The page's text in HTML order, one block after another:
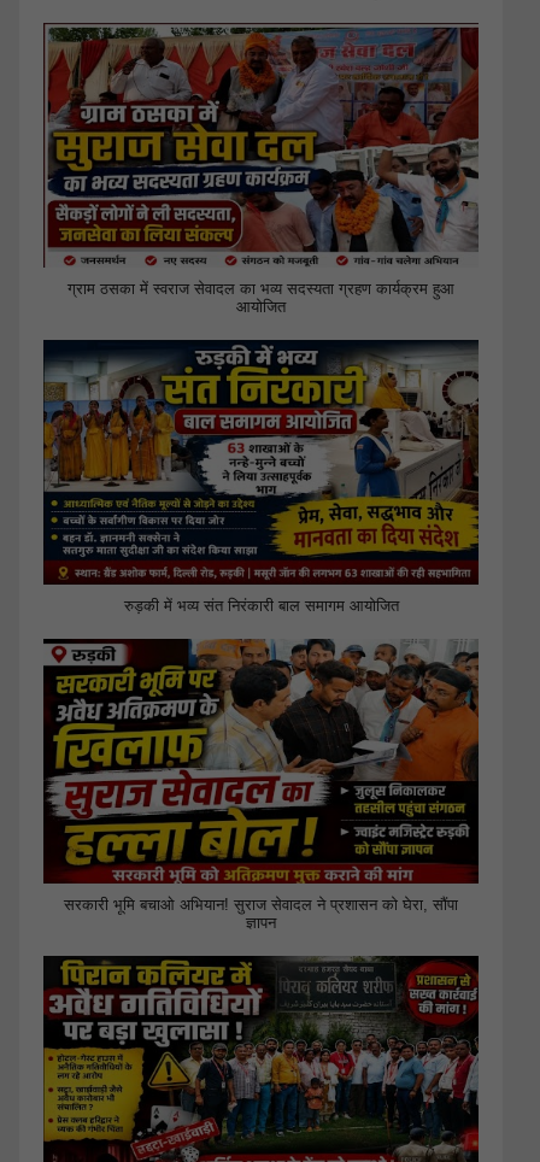
ग्राम ठसका में स्वराज सेवादल का भव्य सदस्यता ग्रहण कार्यक्रम हुआ
आयोजित
रुड़की में भव्य संत निरंकारी बाल समागम आयोजित
सरकारी भूमि बचाओ अभियान! सुराज सेवादल ने प्रशासन को घेरा, सौंपा
ज्ञापन